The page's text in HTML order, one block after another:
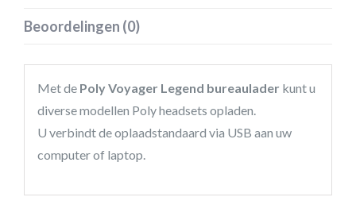
Beoordelingen (0)
Met de Poly Voyager Legend bureauladerkunt u
diverse modellen Poly headsets opladen.
U verbindt de oplaadstandaard via USB aan uw
computer of laptop.